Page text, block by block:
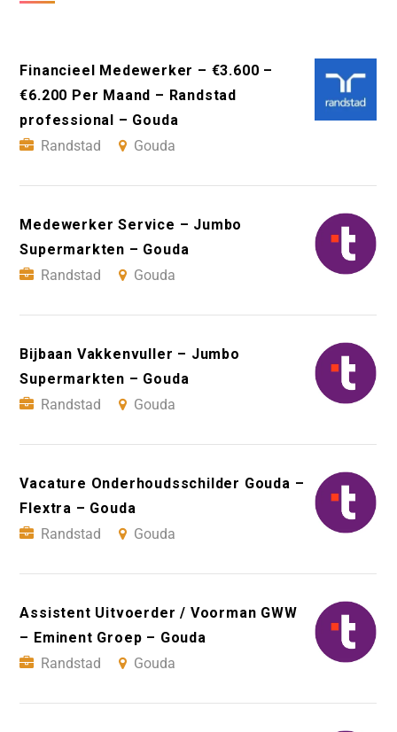
Financieel Medewerker – €3.600 –
€6.200 Per Maand – Randstad
professional – Gouda
Randstad
Gouda
Medewerker Service – Jumbo
Supermarkten – Gouda
Randstad
Gouda
Bijbaan Vakkenvuller – Jumbo
Supermarkten – Gouda
Randstad
Gouda
Vacature Onderhoudsschilder Gouda –
Flextra – Gouda
Randstad
Gouda
Assistent Uitvoerder / Voorman GWW
– Eminent Groep – Gouda
Randstad
Gouda